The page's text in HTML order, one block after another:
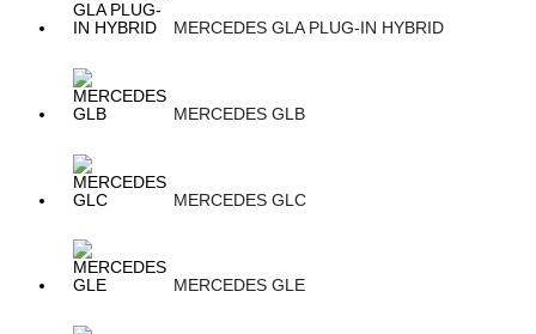
MERCEDES GLA PLUG-IN HYBRID
MERCEDES GLB
MERCEDES GLC
MERCEDES GLE